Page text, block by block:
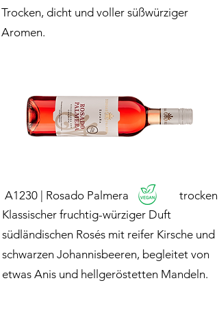
Trocken, dicht und voller süßwürziger
Aromen.
A1230 | Rosado Palmera
trocken
Klassischer fruchtig-würziger Duft
südländischen Rosés mit reifer Kirsche und
schwarzen Johannisbeeren, begleitet von
etwas Anis und hellgeröstetten Mandeln.